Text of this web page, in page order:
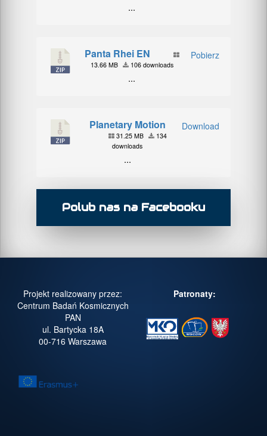
...
Pobierz
Panta Rhei EN
13.66 MB 106 downloads
...
Download
Planetary Motion
31.25 MB
134
downloads
...
Polub nas na Facebooku
Projekt realizowany przez:
Centrum Badań Kosmicznych
PAN
ul. Bartycka 18A
00-716 Warszawa
Patronaty: